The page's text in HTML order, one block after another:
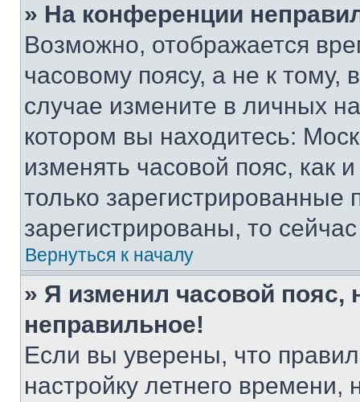
» На конференции
Возможно, отображается
часовому поясу, а не к тому,
случае измените в личных
котором вы находитесь:
изменять часовой пояс, как
только
зарегистрированы, то
Вернуться к началу
» Я изменил часовой пояс,
неправильное!
Если вы уверены, что
настройку летнего